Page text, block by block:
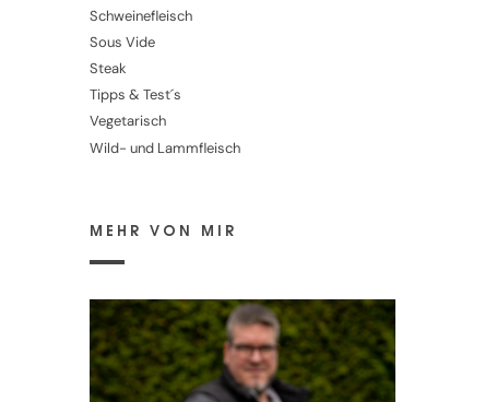
Schweinefleisch
Sous Vide
Steak
Tipps & Test´s
Vegetarisch
Wild- und Lammfleisch
MEHR VON MIR